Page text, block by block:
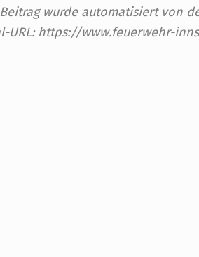
wurde automatisiert von
URL: https://www.feuerwehr-